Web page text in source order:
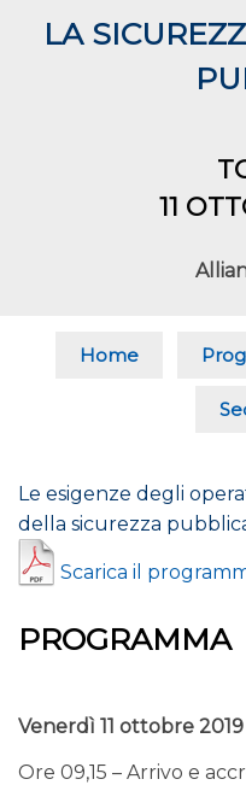
LA
11
Home
Le esigenze degli
della sicurezza
Scarica il
PROGRAMMA
Venerdì 11 ottobre 2019
Ore 09,15 – Arrivo e